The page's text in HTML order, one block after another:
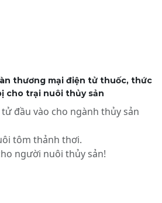
thương mại điện tử thuốc, thức
cho trại nuôi thủy sản
đầu vào cho ngành thủy sản
tôm thảnh thơi.
người nuôi thủy sản!